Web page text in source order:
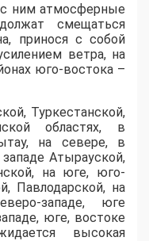
ним атмосферные
смещаться
принося с собой
ветра, на
юго-востока –
Туркестанской,
областях, в
на севере, в
Атырауской,
на юге, юго-
Павлодарской, на
западе, юге
юге, востоке
высокая